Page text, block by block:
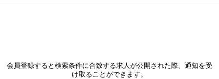
会員登録すると検索条件に合致する求人が公開された際、通知を受
け取ることができます。